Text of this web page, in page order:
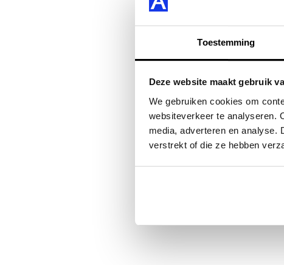
Toestemming
Deze website maakt gebruik
We gebruiken cookies om
websiteverkeer te analyseren.
media, adverteren en analyse.
verstrekt of die ze hebben